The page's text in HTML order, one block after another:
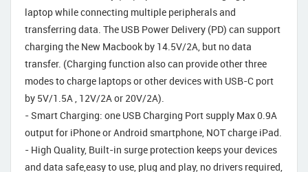
laptop while connecting multiple peripherals and
transferring data. The USB Power Delivery (PD) can support
charging the New Macbook by 14.5V/2A, but no data
transfer. (Charging function also can provide other three
modes to charge laptops or other devices with USB-C port
by 5V/1.5A , 12V/2A or 20V/2A).
- Smart Charging: one USB Charging Port supply Max 0.9A
output for iPhone or Android smartphone, NOT charge iPad.
- High Quality, Built-in surge protection keeps your devices
and data safe,easy to use, plug and play, no drivers required,